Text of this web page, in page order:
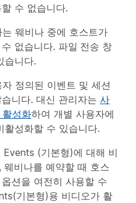
수 없습니다.
웨비나 중에 호스트가
없습니다. 파일 전송 창
습니다.
정의된 이벤트 및 세션
니다. 대신 관리자는 사
활성화하여 개별 사용자에
성화할 수 있습니다.
(기본형)에 대해 비
비나를 예약할 때 호스
션을 여전히 사용할 수
기본형)용 비디오가 활